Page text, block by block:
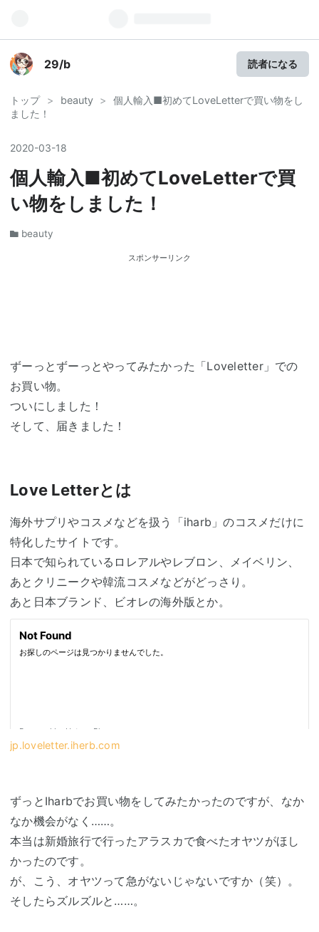
29/b 読者になる
トップ > beauty >
個人輸入■初めてLoveLetterで買い物をし
ました！
2020-03-18
個人輸入■初めてLoveLetterで買
い物をしました！
beauty
スポンサーリンク
ずーっとずーっとやってみたかった「Loveletter」での
お買い物。
ついにしました！
そして、届きました！
Love Letterとは
海外サプリやコスメなどを扱う「iharb」のコスメだけに
特化したサイトです。
日本で知られているロレアルやレブロン、メイベリン、
あとクリニークや韓流コスメなどがどっさり。
あと日本ブランド、ビオレの海外版とか。
jp.loveletter.iherb.com
ずっとIharbでお買い物をしてみたかったのですが、なか
なか機会がなく……。
本当は新婚旅行で行ったアラスカで食べたオヤツがほし
かったのです。
が、こう、オヤツって急がないじゃないですか（笑）。
そしたらズルズルと……。